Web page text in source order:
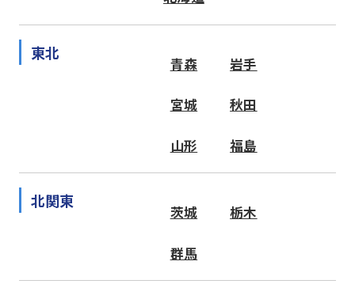
東北
青森 岩手
宮城 秋田
山形 福島
北関東
茨城 栃木
群馬